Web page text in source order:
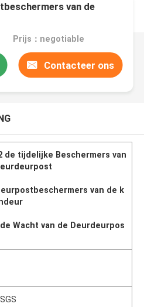
van de
Prijs：negotiable
Contacteer ons
de tijdelijke Beschermers van
van de k
de Wacht van de Deurdeurpos